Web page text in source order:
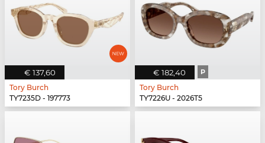
€ 137,60
Tory Burch
TY7235D - 197773
€ 182,40 P
Tory Burch
TY7226U - 2026T5